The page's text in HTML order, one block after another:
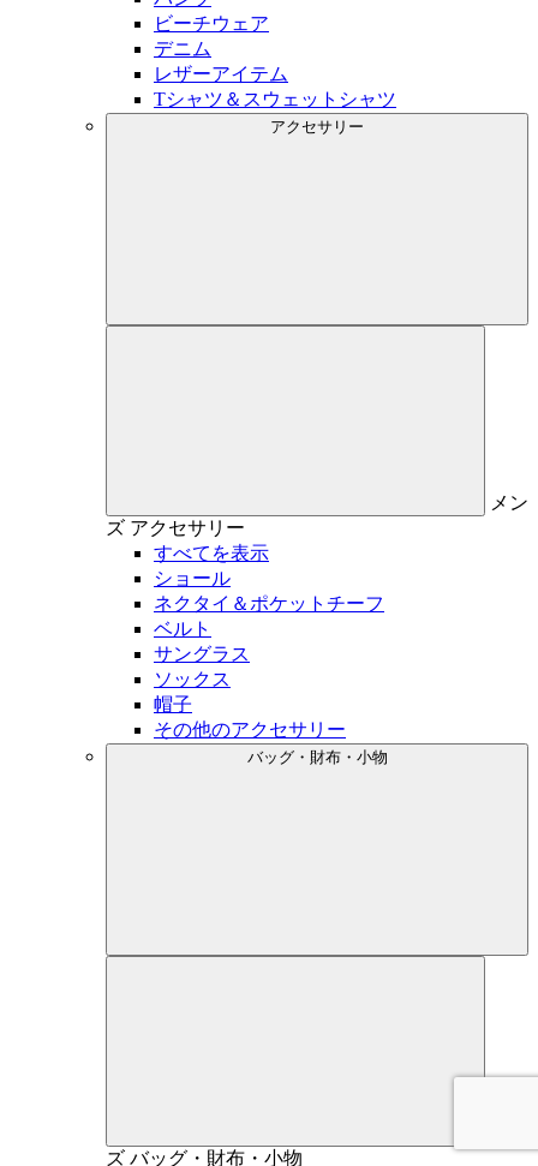
ビーチウェア
デニム
レザーアイテム
Tシャツ＆スウェットシャツ
アクセサリー
メン
ズ アクセサリー
すべてを表示
ショール
ネクタイ＆ポケットチーフ
ベルト
サングラス
ソックス
帽子
その他のアクセサリー
バッグ・財布・小物
ズ バッグ・財布・小物